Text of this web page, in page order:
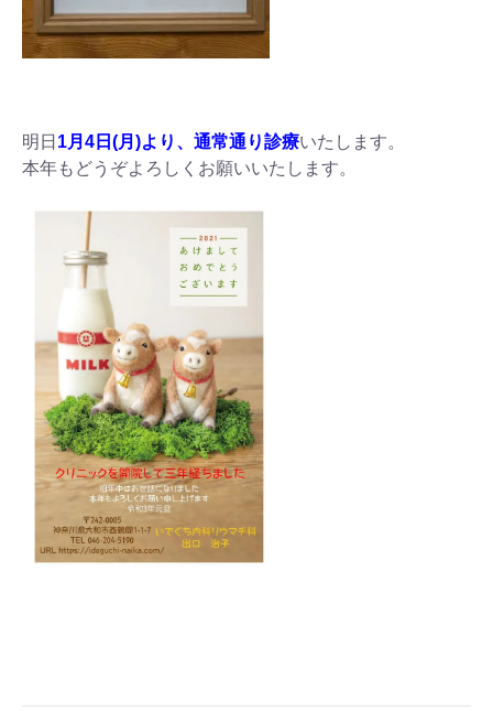
明日 1月4日(月)より、通常通り診療いたします。
本年もどうぞよろしくお願いいたします。